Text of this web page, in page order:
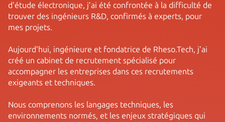
d'étude électronique, j’ai été confrontée à la difficulté de
trouver des ingénieurs R&D, confirmés à experts, pour
mes projets.
Aujourd'hui, ingénieure et fondatrice de Rheso.Tech, j’ai
créé un cabinet de recrutement spécialisé pour
accompagner les entreprises dans ces recrutements
exigeants et techniques.
Nous comprenons les langages techniques, les
environnements normés, et les enjeux stratégiques qui